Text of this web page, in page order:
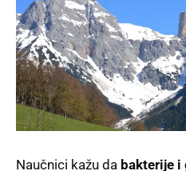
Naučnici kažu da bakterije i